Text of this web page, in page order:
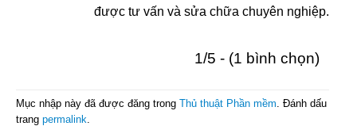
được tư vấn và sửa chữa chuyên nghiệp.
1/5 - (1 bình chọn)
Mục nhập này đã được đăng trong Thủ thuật Phần mềm . Đánh dấu
trang permalink